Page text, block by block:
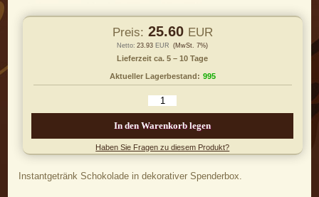
Preis: 25.60 EUR
Netto: 23.93 EUR (MwSt. 7%)
Lieferzeit ca. 5 – 10 Tage
Aktueller Lagerbestand: 995
Haben Sie Fragen zu diesem Produkt?
Instantgetränk Schokolade in dekorativer Spenderbox.